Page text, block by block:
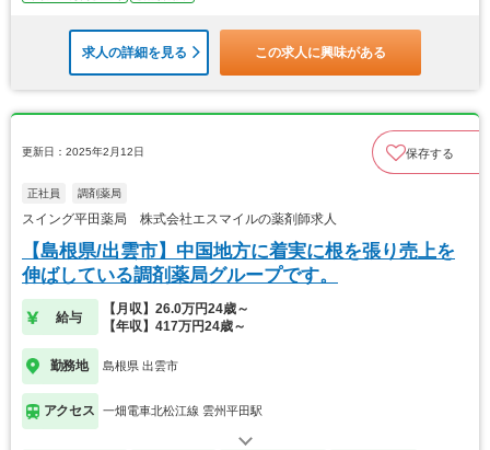
求人の詳細を見る この求人に興味がある
更新日：2025年2月12日 保存する
正社員 調剤薬局
スイング平田薬局 株式会社エスマイルの薬剤師求人
【島根県/出雲市】中国地方に着実に根を張り売上を
伸ばしている調剤薬局グループです。
給与
【月収】26.0万円24歳～
【年収】417万円24歳～
勤務地 島根県 出雲市
アクセス 一畑電車北松江線 雲州平田駅